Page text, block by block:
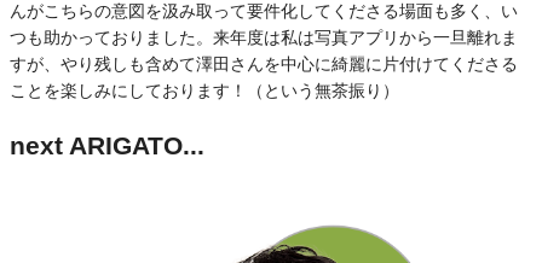
んがこちらの意図を汲み取って要件化してくださる場面も多く、い
つも助かっておりました。来年度は私は写真アプリから一旦離れま
すが、やり残しも含めて澤田さんを中心に綺麗に片付けてくださる
ことを楽しみにしております！（という無茶振り）
next ARIGATO...